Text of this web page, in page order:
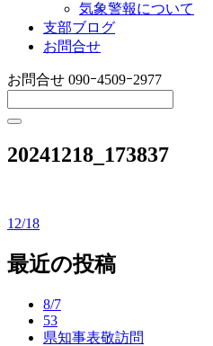
気象警報について
支部ブログ
お問合せ
お問合せ 090ｰ4509ｰ2977
20241218_173837
投
稿
12/18
最近の投稿
8/7
53
県知事表敬訪問